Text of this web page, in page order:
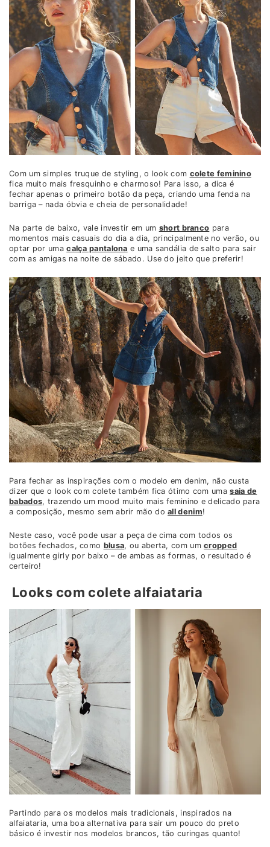
Com um simples truque de styling, o look com colete feminino
fica muito mais fresquinho e charmoso! Para isso, a dica é
fechar apenas o primeiro botão da peça, criando uma fenda na
barriga – nada óbvia e cheia de personalidade!
Na parte de baixo, vale investir em um short branco para
momentos mais casuais do dia a dia, principalmente no verão, ou
optar por umacalça pantalona e uma sandália de salto para sair
com as amigas na noite de sábado. Use do jeito que preferir!
Para fechar as inspirações com o modelo em denim, não custa
dizer que o look com colete também fica ótimo com umasaia de
babados, trazendo um mood muito mais feminino e delicado para
a composição, mesmo sem abrir mão doall denim!
Neste caso, você pode usar a peça de cima com todos os
botões fechados, como blusa, ou aberta, com umcropped
igualmente girly por baixo – de ambas as formas, o resultado é
certeiro!
Looks com colete alfaiataria
Partindo para os modelos mais tradicionais, inspirados na
alfaiataria, uma boa alternativa para sair um pouco do preto
básico é investir nos modelos brancos, tão curingas quanto!